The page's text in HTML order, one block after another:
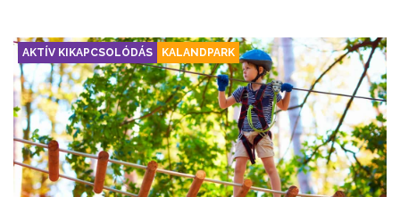
AKTÍV KIKAPCSOLÓDÁS KALANDPARK